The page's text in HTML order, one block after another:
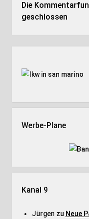
Die
geschlossen
Werbe-Plane
Kanal 9
Jürgen zu Neue